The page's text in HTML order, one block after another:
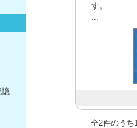
す。
全2件のうち
憶